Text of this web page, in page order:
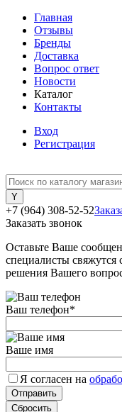
Главная
Отзывы
Бренды
Доставка
Вопрос ответ
Новости
Каталог
Контакты
Вход
Регистрация
+7 (964) 308-52-52
Заказать звонок
Оставьте Ваше
специалисты
решения Вашего
Ваш телефон*
Ваше имя
Я согласен на